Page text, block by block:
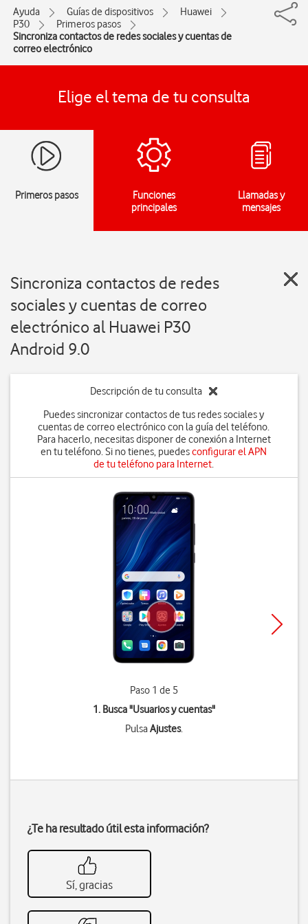
Ayuda Guías de dispositivos
Huawei
P30
Primeros pasos
Sincroniza contactos de redes sociales y cuentas de
correo electrónico
Elige el tema de tu consulta
Primeros pasos
Funciones
principales
Llamadas y
mensajes
Sincroniza contactos de redes
sociales y cuentas de correo
electrónico al Huawei P30
Android 9.0
Descripción de tu consulta
Puedes sincronizar contactos de tus redes sociales y
cuentas de correo electrónico con la guía del teléfono.
Para hacerlo, necesitas disponer de conexión a Internet
en tu teléfono. Si no tienes, puedesconfigurar el APN
de tu teléfono para Internet.
Paso 1 de 5
1. Busca "Usuarios y cuentas"
PulsaAjustes.
¿Te ha resultado útil esta información?
Sí, gracias